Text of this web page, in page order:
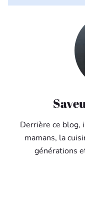
Derrière ce blog,
mamans, la
générations